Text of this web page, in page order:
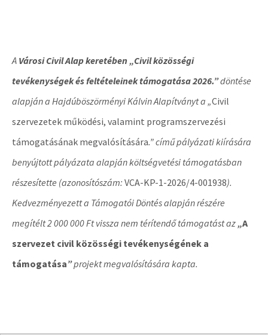
A Városi Civil Alap keretében „Civil közösségi
tevékenységek és feltételeinek támogatása 2026.”döntése
alapján a Hajdúböszörményi Kálvin Alapítványt a „Civil
szervezetek működési, valamint programszervezési
támogatásának megvalósítására.” című pályázati kiírására
benyújtott pályázata alapján költségvetési támogatásban
részesítette (azonosítószám: VCA-KP-1-2026/4-001938).
Kedvezményezett a Támogatói Döntés alapján részére
megítélt 2 000 000 Ft vissza nem térítendő támogatást az„A
szervezet civil közösségi tevékenységének a
támogatása”projekt megvalósítására kapta.